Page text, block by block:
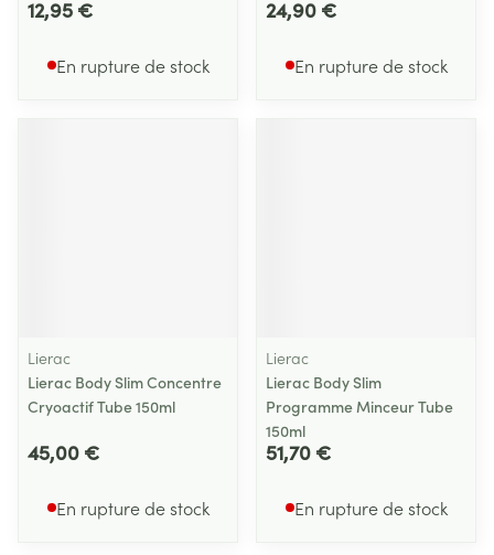
12,95 €
En rupture de stock
24,90 €
En rupture de stock
Lierac
Lierac Body Slim Concentre
Cryoactif Tube 150ml
45,00 €
En rupture de stock
Lierac
Lierac Body Slim
Programme Minceur Tube
150ml
51,70 €
En rupture de stock